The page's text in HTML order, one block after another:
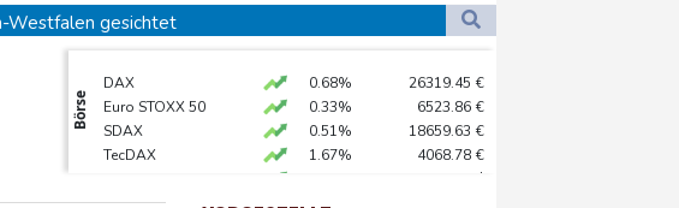
26 °C Dortmund
Bremen
Wien
Westfalen gesichtet
mehr
Spitze
Börse
DAX 0.68% 26319.45 €
Euro STOXX 50
0.33% 6523.86 €
SDAX
0.51% 18659.63 €
TecDAX
1.67% 4068.78 €
$
MDAX
-0.07%